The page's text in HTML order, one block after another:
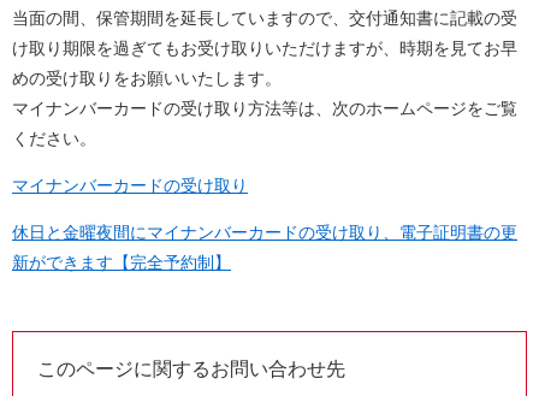
当面の間、保管期間を延長していますので、交付通知書に記載の受
け取り期限を過ぎてもお受け取りいただけますが、時期を見てお早
めの受け取りをお願いいたします。
マイナンバーカードの受け取り方法等は、次のホームページをご覧
ください。
マイナンバーカードの受け取り
休日と金曜夜間にマイナンバーカードの受け取り、電子証明書の更
新ができます【完全予約制】
このページに関するお問い合わせ先